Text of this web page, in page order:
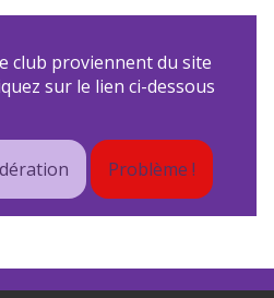
club proviennent du site
sur le lien ci-dessous
Problème !